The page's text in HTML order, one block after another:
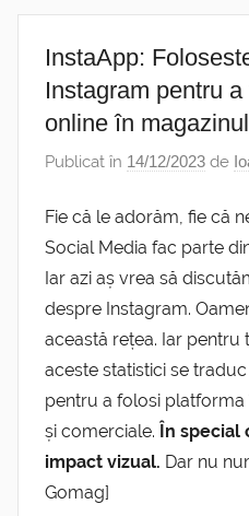
InstaApp:
Instagram pentru
online în
Publicat în 14/12/2023 de
Fie că le adorăm, fie că
Social Media fac parte
Iar azi aș vrea să
despre Instagram.
această rețea. Iar pentru
aceste statistici se
pentru a folosi
și comerciale. În special
impact vizual. Dar nu
Gomag]